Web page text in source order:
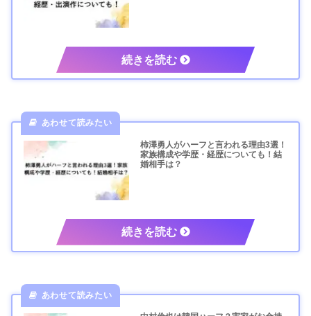
柿澤勇人がハーフと言われる理由3選！
家族構成や学歴・経歴についても！結
婚相手は？